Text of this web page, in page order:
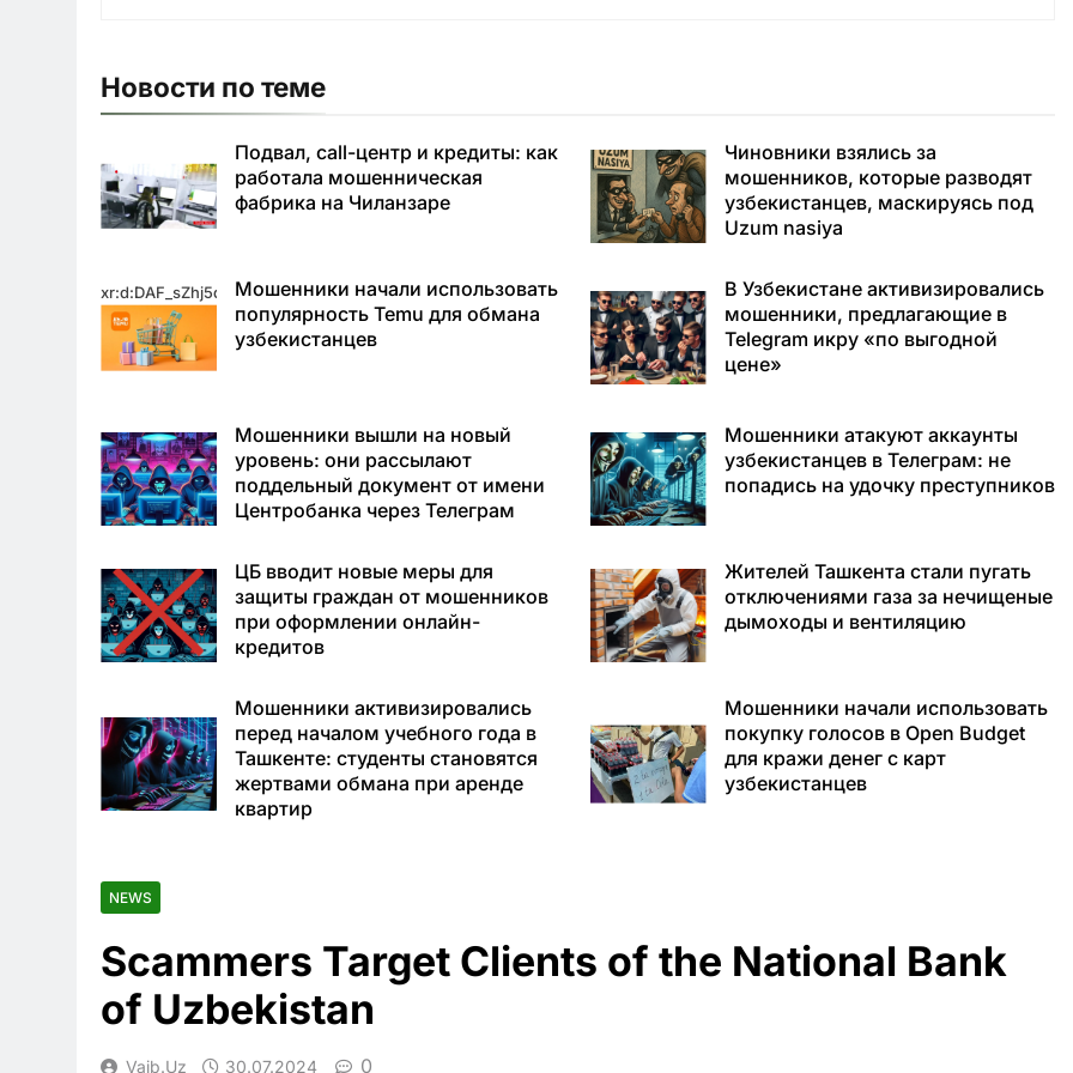
Новости по теме
Подвал, call-центр и кредиты: как
работала мошенническая
фабрика на Чиланзаре
Чиновники взялись за
мошенников, которые разводят
узбекистанцев, маскируясь под
Uzum nasiya
xr:d:DAF_sZhj5qo:11,j:3764305291706817683,t:24031623
Мошенники начали использовать
популярность Temu для обмана
узбекистанцев
В Узбекистане активизировались
мошенники, предлагающие в
Telegram икру «по выгодной
цене»
Мошенники вышли на новый
уровень: они рассылают
поддельный документ от имени
Центробанка через Телеграм
Мошенники атакуют аккаунты
узбекистанцев в Телеграм: не
попадись на удочку преступников
ЦБ вводит новые меры для
защиты граждан от мошенников
при оформлении онлайн-
кредитов
Жителей Ташкента стали пугать
отключениями газа за нечищеные
дымоходы и вентиляцию
Мошенники активизировались
перед началом учебного года в
Ташкенте: студенты становятся
жертвами обмана при аренде
квартир
Мошенники начали использовать
покупку голосов в Open Budget
для кражи денег с карт
узбекистанцев
NEWS
Scammers Target Clients of the National Bank
of Uzbekistan
Vaib.uz 30.07.2024 0